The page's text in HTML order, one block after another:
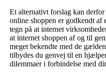
Et alternativt forslag kan
online shoppen er godkendt
tegn på at internet
at internet shoppen af og til
meget bekendte med de
tilbydes du genvej til en
dilemmaer i forbindelse med